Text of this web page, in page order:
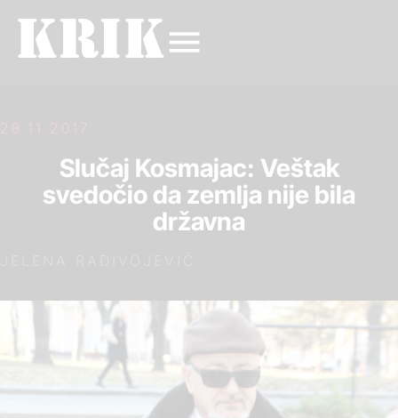
28.11.2017.
Slučaj Kosmajac: Veštak
svedočio da zemlja nije bila
državna